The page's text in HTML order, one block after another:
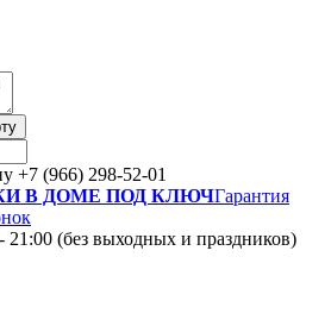
+7 (966) 298-52-01
В ДОМЕ ПОД КЛЮЧГарантия
21:00 (без выходных и праздников)